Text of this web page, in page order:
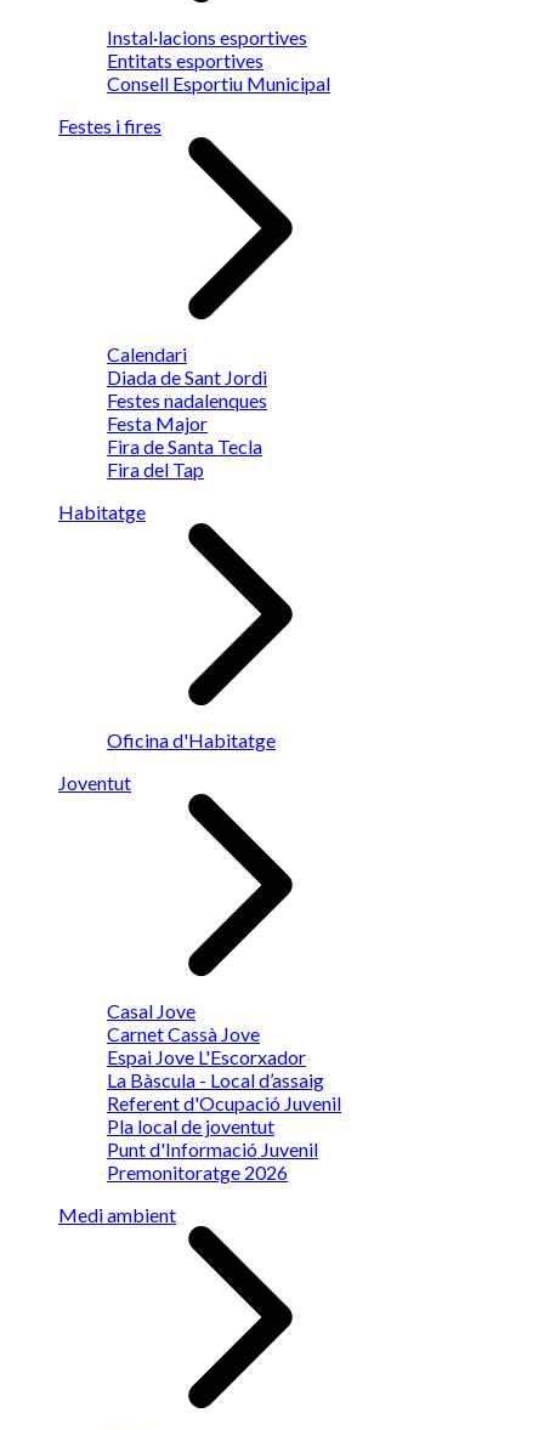
Instal·lacions esportives
Entitats esportives
Consell Esportiu Municipal
Festes i fires
Calendari
Diada de Sant Jordi
Festes nadalenques
Festa Major
Fira de Santa Tecla
Fira del Tap
Habitatge
Oficina d'Habitatge
Joventut
Casal Jove
Carnet Cassà Jove
Espai Jove L'Escorxador
La Bàscula - Local d’assaig
Referent d'Ocupació Juvenil
Pla local de joventut
Punt d'Informació Juvenil
Premonitoratge 2026
Medi ambient